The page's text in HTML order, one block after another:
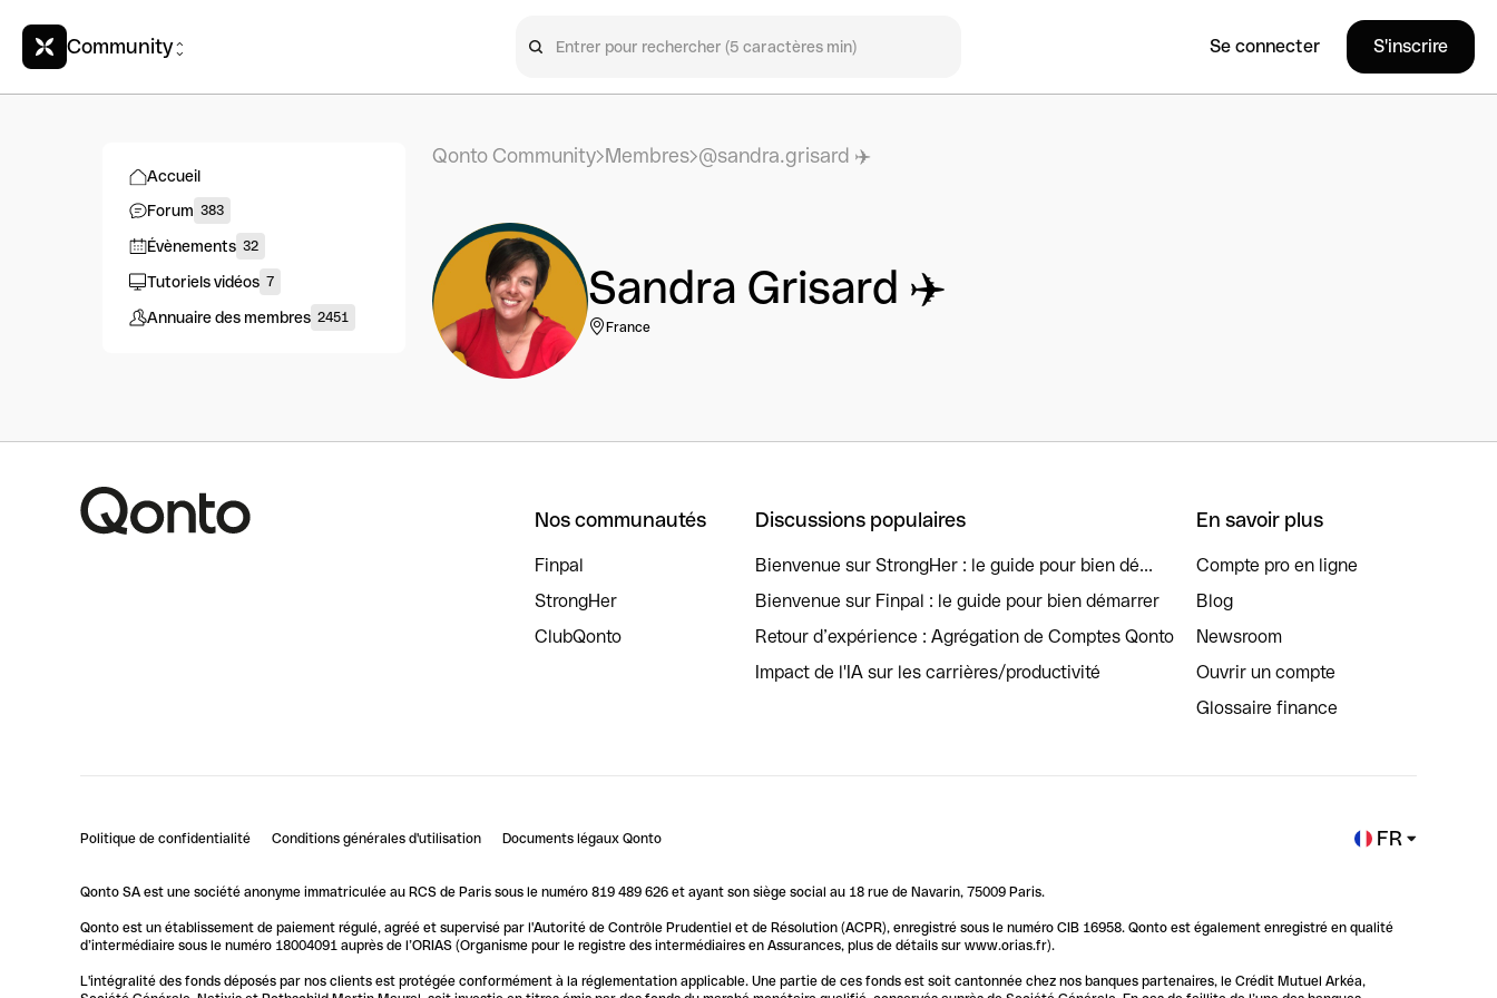
Community Se connecter S'inscrire
Accueil
Forum 383
Évènements 32
Tutoriels vidéos 7
Annuaire des membres 2451
Qonto Community Membres @sandra.grisard ✈️
Sandra Grisard ✈️
France
Nos communautés
Finpal
StrongHer
ClubQonto
Discussions populaires
Bienvenue sur StrongHer : le guide pour bien dé...
Bienvenue sur Finpal : le guide pour bien démarrer
Retour d’expérience : Agrégation de Comptes Qonto
Impact de l'IA sur les carrières/productivité
En savoir plus
Compte pro en ligne
Blog
Newsroom
Ouvrir un compte
Glossaire finance
Politique de confidentialité Conditions générales d'utilisation Documents légaux Qonto FR
Qonto SA est une société anonyme immatriculée au RCS de Paris sous le numéro 819 489 626 et ayant son siège social au 18 rue de Navarin, 75009 Paris.
Qonto est un établissement de paiement régulé, agréé et supervisé par l'Autorité de Contrôle Prudentiel et de Résolution (ACPR), enregistré sous le numéro CIB 16958. Qonto est également enregistré en qualité
d’intermédiaire sous le numéro 18004091 auprès de l’ORIAS (Organisme pour le registre des intermédiaires en Assurances, plus de détails sur www.orias.fr).
L'intégralité des fonds déposés par nos clients est protégée conformément à la réglementation applicable. Une partie de ces fonds est soit cantonnée chez nos banques partenaires, le Crédit Mutuel Arkéa,